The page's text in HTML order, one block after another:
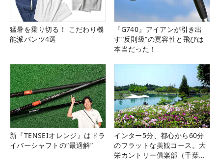
猛暑を乗り切る！ こだわり機
能派パンツ4選
『G740』アイアンが引き出
す“反則級”の寛容性と飛びは
本当だった！
新『TENSEIオレンジ』はドラ
イバーシャフトの“最適解”
インター5分、都心から60分
のフラットな美観コース。大
栄カントリー俱楽部（千葉